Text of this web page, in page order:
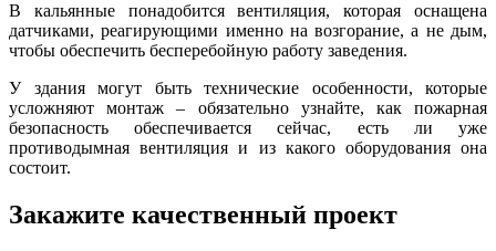
В кальянные понадобится вентиляция, которая оснащена
датчиками, реагирующими именно на возгорание, а не дым,
чтобы обеспечить бесперебойную работу заведения.
У здания могут быть технические особенности, которые
усложняют монтаж – обязательно узнайте, как пожарная
безопасность обеспечивается сейчас, есть ли уже
противодымная вентиляция и из какого оборудования она
состоит.
Закажите качественный проект